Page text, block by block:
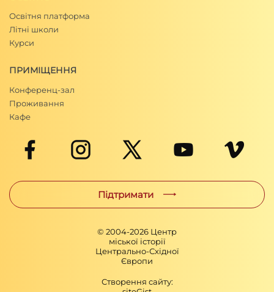
Освітня платформа
Літні школи
Курси
ПРИМІЩЕННЯ
Конференц-зал
Проживання
Кафе
Підтримати
© 2004-2026 Центр
міської історії
Центрально-Східної
Європи
Створення сайту: